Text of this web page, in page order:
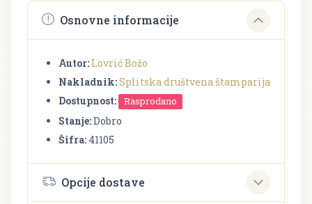
Osnovne informacije
Autor: Lovrić Božo
Nakladnik:Splitska društvena štamparija
Dostupnost:
Rasprodano
Stanje:Dobro
Šifra: 41105
Opcije dostave